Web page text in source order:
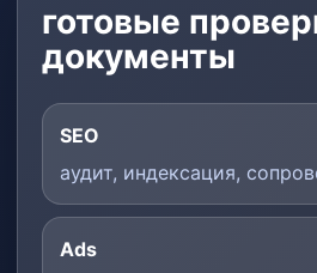
готовые
документы
SEO
аудит, индексация,
Ads